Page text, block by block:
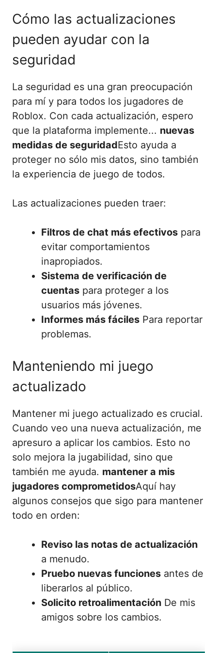
Cómo las actualizaciones
pueden ayudar con la
seguridad
La seguridad es una gran preocupación
para mí y para todos los jugadores de
Roblox. Con cada actualización, espero
que la plataforma implemente... nuevas
medidas de seguridadEsto ayuda a
proteger no sólo mis datos, sino también
la experiencia de juego de todos.
Las actualizaciones pueden traer:
Filtros de chat más efectivos para
evitar comportamientos
inapropiados.
Sistema de verificación de
cuentas para proteger a los
usuarios más jóvenes.
Informes más fáciles Para reportar
problemas.
Manteniendo mi juego
actualizado
Mantener mi juego actualizado es crucial.
Cuando veo una nueva actualización, me
apresuro a aplicar los cambios. Esto no
solo mejora la jugabilidad, sino que
también me ayuda. mantener a mis
jugadores comprometidosAquí hay
algunos consejos que sigo para mantener
todo en orden:
Reviso las notas de actualización
a menudo.
Pruebo nuevas funciones antes de
liberarlos al público.
Solicito retroalimentación De mis
amigos sobre los cambios.